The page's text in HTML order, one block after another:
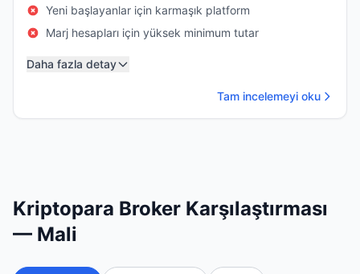
Yeni başlayanlar için karmaşık platform
Marj hesapları için yüksek minimum tutar
Daha fazla detay
Tam incelemeyi oku
Kriptopara Broker Karşılaştırması
— Mali